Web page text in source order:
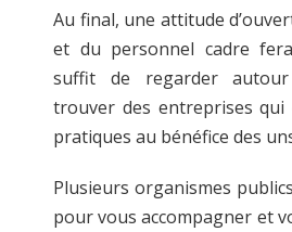
Au final, une attitude
et du personnel cadre
suffit de regarder
trouver des entreprises
pratiques au bénéfice des
Plusieurs organismes
pour vous accompagner et